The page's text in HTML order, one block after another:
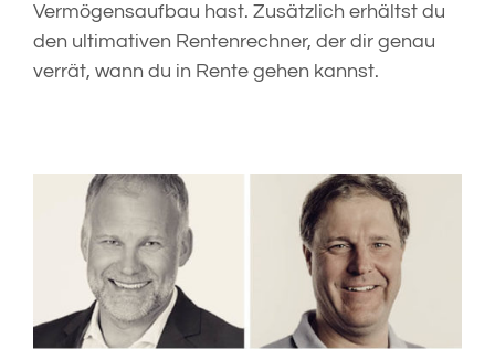
Vermögensaufbau hast. Zusätzlich erhältst du
den ultimativen Rentenrechner, der dir genau
verrät, wann du in Rente gehen kannst.